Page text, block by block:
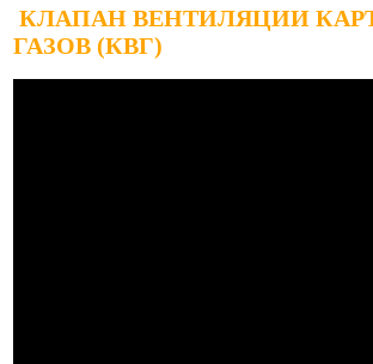
КЛАПАН ВЕНТИЛЯЦИИ
ГАЗОВ (КВГ)